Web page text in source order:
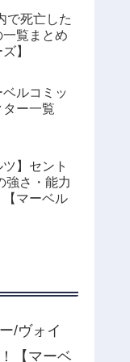
で死亡した
覧まとめ
】
ベルコミッ
ター一覧
ツ】セント
強さ・能力
【マーベル
/ヴォイ
【マーベ